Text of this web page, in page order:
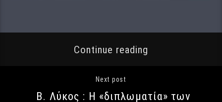
Continue reading
Next post
Β. Λύκος : Η «διπλωματία» των